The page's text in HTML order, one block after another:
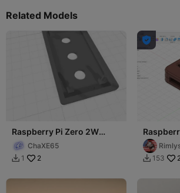
Related Models
Raspberry Pi Zero 2W
Enclosure
ChaXE65
 1 2

Case
 153